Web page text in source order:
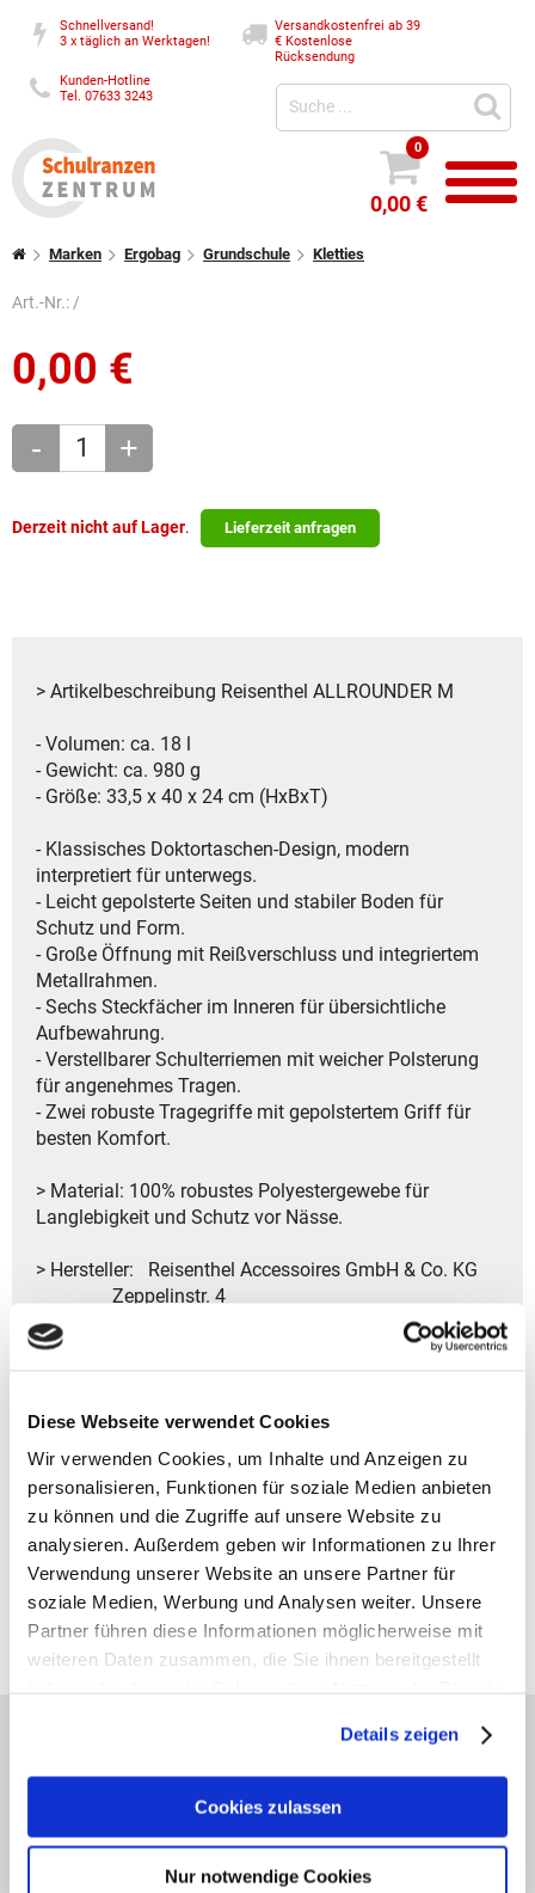
Diese Webseite verwendet Cookies
Wir verwenden Cookies, um Inhalte und Anzeigen zu
personalisieren, Funktionen für soziale Medien anbieten
zu können und die Zugriffe auf unsere Website zu
analysieren. Außerdem geben wir Informationen zu Ihrer
Verwendung unserer Website an unsere Partner für
soziale Medien, Werbung und Analysen weiter. Unsere
Partner führen diese Informationen möglicherweise mit
weiteren Daten zusammen, die Sie ihnen bereitgestellt
Details zeigen
Cookies zulassen
Nur notwendige Cookies
Schnellversand!
3 x täglich an Werktagen!
Versandkostenfrei ab 39
€Kostenlose
Rücksendung
Kunden-Hotline
Tel. 07633 3243
0
0,00 €
Marken Ergobag Grundschule Kletties
Art.-Nr.:/
0,00 €
- +
Derzeit nicht auf Lager. Lieferzeit anfragen
> Artikelbeschreibung Reisenthel ALLROUNDER M
- Volumen: ca. 18 l
- Gewicht: ca. 980 g
- Größe: 33,5 x 40 x 24 cm (HxBxT)
- Klassisches Doktortaschen-Design, modern
interpretiert für unterwegs.
- Leicht gepolsterte Seiten und stabiler Boden für
Schutz und Form.
- Große Öffnung mit Reißverschluss und integriertem
Metallrahmen.
- Sechs Steckfächer im Inneren für übersichtliche
Aufbewahrung.
- Verstellbarer Schulterriemen mit weicher Polsterung
für angenehmes Tragen.
- Zwei robuste Tragegriffe mit gepolstertem Griff für
besten Komfort.
> Material: 100% robustes Polyestergewebe für
Langlebigkeit und Schutz vor Nässe.
> Hersteller: Reisenthel Accessoires GmbH & Co. KG
Zeppelinstr. 4
82205 Gilching
Deutschland
Fax: +49 8105 77292-920
E-Mail: service@reisenthel.com
Gutscheine bestellen
Alle Preise verstehen sich inklusive der gesetzl. MwSt. und zzgl.
Versand(ab 39,00 € Bestellwert versandkostenfrei!)
Sporttaschen, Schulranzen und Zubehör.Die Bestellung
ist sehr einfach und der Versand erfolgte sehr schnell.